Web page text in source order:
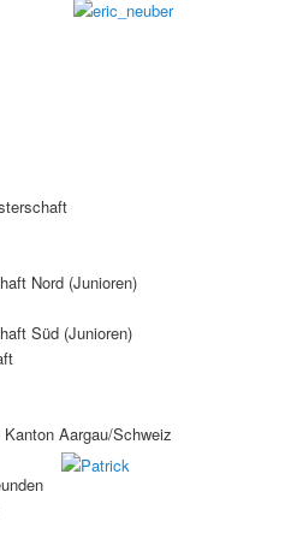
Nord (Junioren)
Süd (Junioren)
Aargau/Schweiz